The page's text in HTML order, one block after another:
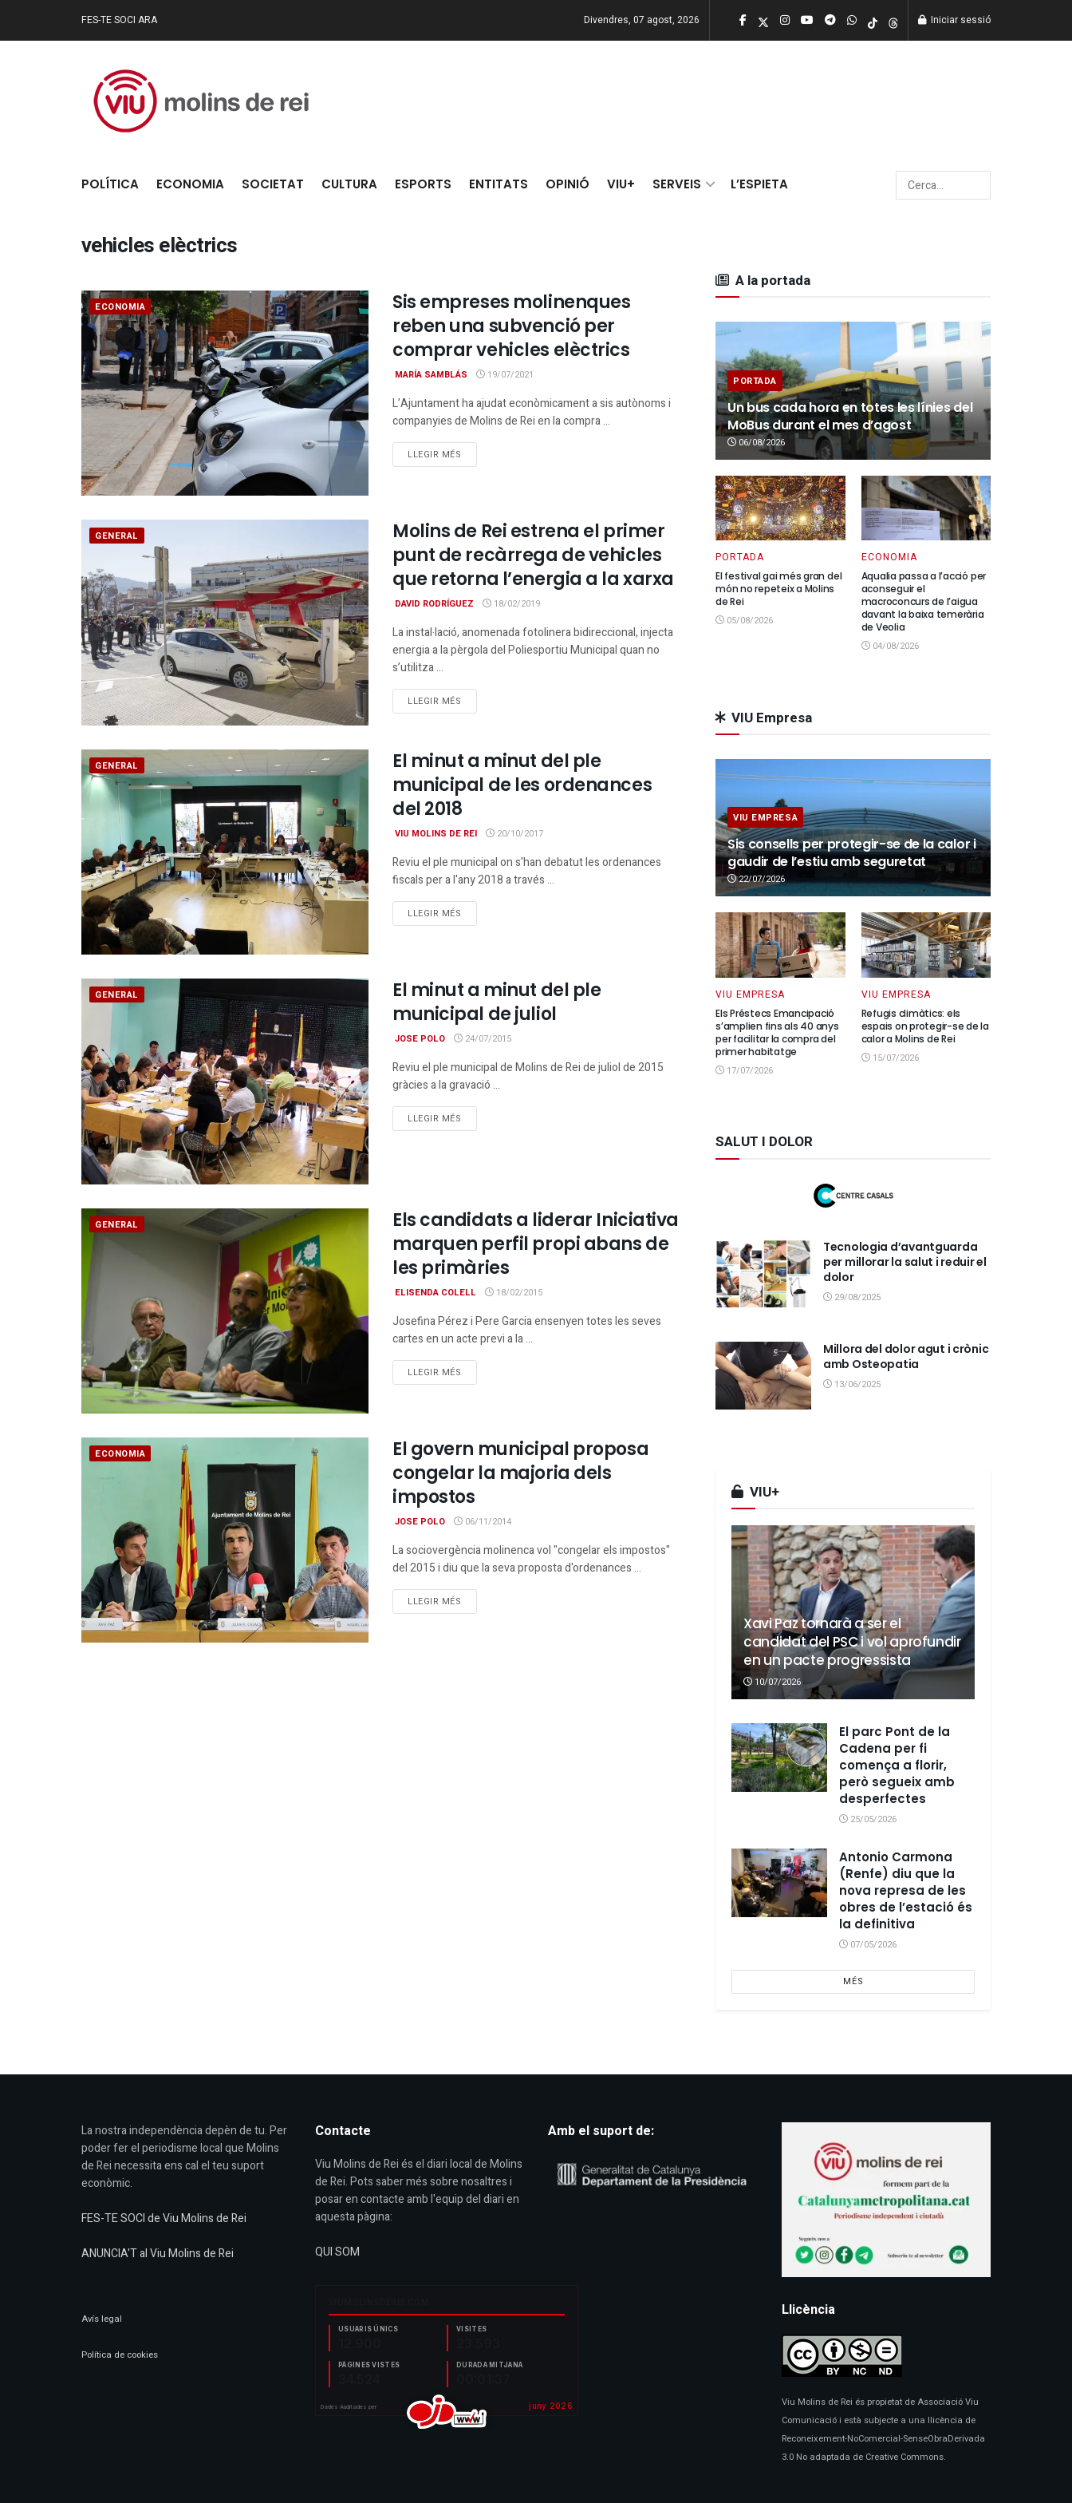
FES-TE SOCI ARA Divendres, 07 agost, 2026 Iniciar sessió
POLÍTICA ECONOMIA SOCIETAT CULTURA ESPORTS ENTITATS OPINIÓ VIU+ SERVEIS L’ESPIETA
vehicles elèctrics
ECONOMIA
Sis empreses molinenques
reben una subvenció per
comprar vehicles elèctrics
MARÍA SAMBLÁS 19/07/2021
L’Ajuntament ha ajudat econòmicament a sis autònoms i
companyies de Molins de Rei en la compra ...
LLEGIR MÉS
GENERAL
Molins de Rei estrena el primer
punt de recàrrega de vehicles
que retorna l’energia a la xarxa
DAVID RODRÍGUEZ 18/02/2019
La instal·lació, anomenada fotolinera bidireccional, injecta
energia a la pèrgola del Poliesportiu Municipal quan no
s’utilitza ...
LLEGIR MÉS
GENERAL
El minut a minut del ple
municipal de les ordenances
del 2018
VIU MOLINS DE REI 20/10/2017
Reviu el ple municipal on s'han debatut les ordenances
fiscals per a l'any 2018 a través ...
LLEGIR MÉS
GENERAL
El minut a minut del ple
municipal de juliol
JOSE POLO 24/07/2015
Reviu el ple municipal de Molins de Rei de juliol de 2015
gràcies a la gravació ...
LLEGIR MÉS
GENERAL
Els candidats a liderar Iniciativa
marquen perfil propi abans de
les primàries
ELISENDA COLELL 18/02/2015
Josefina Pérez i Pere Garcia ensenyen totes les seves
cartes en un acte previ a la ...
LLEGIR MÉS
ECONOMIA
El govern municipal proposa
congelar la majoria dels
impostos
JOSE POLO 06/11/2014
La sociovergència molinenca vol "congelar els impostos"
del 2015 i diu que la seva proposta d'ordenances ...
LLEGIR MÉS
A la portada
PORTADA
Un bus cada hora en totes les línies del
MoBus durant el mes d’agost
06/08/2026
PORTADA
El festival gai més gran del
món no repeteix a Molins
de Rei
05/08/2026
ECONOMIA
Aqualia passa a l’acció per
aconseguir el
macroconcurs de l’aigua
davant la baixa temerària
de Veolia
04/08/2026
VIU Empresa
VIU EMPRESA
Sis consells per protegir-se de la calor i
gaudir de l’estiu amb seguretat
22/07/2026
VIU EMPRESA
Els Préstecs Emancipació
s’amplien fins als 40 anys
per facilitar la compra del
primer habitatge
17/07/2026
VIU EMPRESA
Refugis climàtics: els
espais on protegir-se de la
calor a Molins de Rei
15/07/2026
SALUT I DOLOR
Tecnologia d’avantguarda
per millorar la salut i reduir el
dolor
29/08/2025
Millora del dolor agut i crònic
amb Osteopatia
13/06/2025
VIU+
Xavi Paz tornarà a ser el
candidat del PSC i vol aprofundir
en un pacte progressista
10/07/2026
El parc Pont de la
Cadena per fi
comença a florir,
però segueix amb
desperfectes
25/05/2026
Antonio Carmona
(Renfe) diu que la
nova represa de les
obres de l’estació és
la definitiva
07/05/2026
MÉS
La nostra independència depèn de tu. Per
poder fer el periodisme local que Molins
de Rei necessita ens cal el teu suport
econòmic.
FES-TE SOCI de Viu Molins de Rei
ANUNCIA'T al Viu Molins de Rei
Avís legal
Política de cookies
Contacte
Viu Molins de Rei és el diari local de Molins
de Rei. Pots saber més sobre nosaltres i
posar en contacte amb l'equip del diari en
aquesta pàgina:
QUI SOM
Amb el suport de:
Llicència
Viu Molins de Rei és propietat de Associació Viu
Comunicació i està subjecte a una llicència de
Reconeixement-NoComercial-SenseObraDerivada
3.0 No adaptada de Creative Commons.